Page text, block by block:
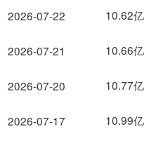
2026-07-22
2026-07-21
2026-07-20
2026-07-17
10.62亿
10.66亿
10.77亿
10.99亿